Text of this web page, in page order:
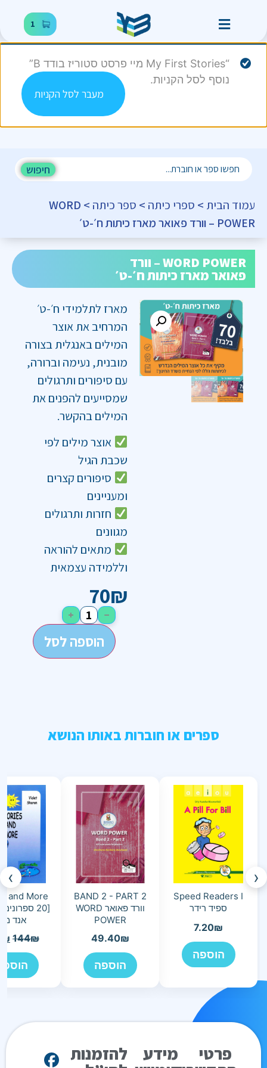
1
“My First Stories מיי פרסט סטוריז בודד B”
נוסף לסל הקניות.
מעבר לסל הקניות
חיפוש
עמוד הבית > ספרי כיתה > ספר כיתה
> WORD
POWER – וורד פאואר מארז כיתות ח׳-ט׳
WORD POWER – וורד
פאואר מארז כיתות ח׳-ט׳
מארז לתלמידי ח׳-ט׳
המרחיב את אוצר
המילים באנגלית בצורה
מובנית, נעימה וברורה,
עם סיפורים ותרגולים
שמסייעים להפנים את
המילים בהקשר.
אוצר מילים לפי
שכבת הגיל
סיפורים קצרים
ומעניינים
חזרות ותרגולים
מגוונים
מתאים להוראה
וללמידה עצמאית
70₪
−
+
הוספה לסל
ספרים או חוברות באותו הנושא
‹
Speed Readers I
ספיד רידר
7.20₪
הוספה
BAND 2 - PART 2
וורד פאואר WORD
POWER
49.40₪
הוספה
and More
[20
אנד
144₪
₪
›
פרטי מידע להזמנות